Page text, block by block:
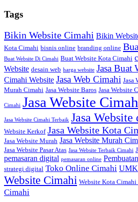
Tags
Bikin Website Cimahi Bikin
Kota Cimahi bisnis online branding online
Buat Website Di Cimahi Buat Website Kota Cimahi
Website desain web harga website Jasa Buat
Cimahi Website Jasa Web Cimahi Jasa
Murah Cimahi Jasa Website Baros Jasa Website
Cimahi Jasa Website
Jasa Website Cimahi Terbaik Jasa
Website Kerkof Jasa Website Kota
Jasa Website Murah Jasa Website Murah
Jasa Website Pasar Atas Jasa Website Terbaik Cimahi
pemasaran digital pemasaran online
strategi digital Toko Online Cimahi
Website Cimahi Website Kota
Cimahi